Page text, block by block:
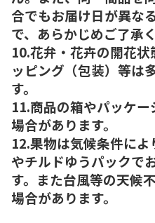
合でもお届け日が異な
で、あらかじめご了承
10.花弁・花卉の開花
ッピング（包装）等は
す。
11.商品の箱やパッケ
場合があります。
12.果物は気候条件に
やチルドゆうパックで
す。また台風等の天候
場合があります。